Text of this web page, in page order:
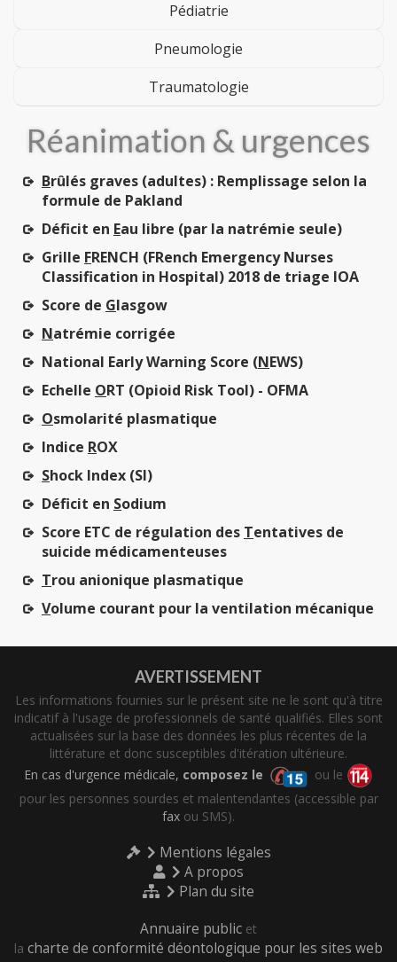
Pédiatrie
Pneumologie
Traumatologie
Réanimation & urgences
Brûlés graves (adultes) : Remplissage selon la
formule de Pakland
Déficit en Eau libre (par la natrémie seule)
Grille FRENCH (FRench Emergency Nurses
Classification in Hospital) 2018 de triage IOA
Score de Glasgow
Natrémie corrigée
National Early Warning Score (NEWS)
Echelle ORT (Opioid Risk Tool) - OFMA
Osmolarité plasmatique
Indice ROX
Shock Index (SI)
Déficit en Sodium
Score ETC de régulation des Tentatives de
suicide médicamenteuses
Trou anionique plasmatique
Volume courant pour la ventilation mécanique
AVERTISSEMENT
Les informations fournies sur le présent site ne le sont qu'à titre
indicatif à l'usage de professionnels de santé qualifiés. Elles sont
actualisées sur la base des données les plus récentes de la
littérature et donc susceptibles d'itération ultérieure.
En cas d'urgence médicale, composez le
ou le
pour les personnes sourdes et malentendantes (accessible par
fax ou SMS).
Mentions légales
A propos
Plan du site
Annuaire public et
la charte de conformité déontologique pour les sites web